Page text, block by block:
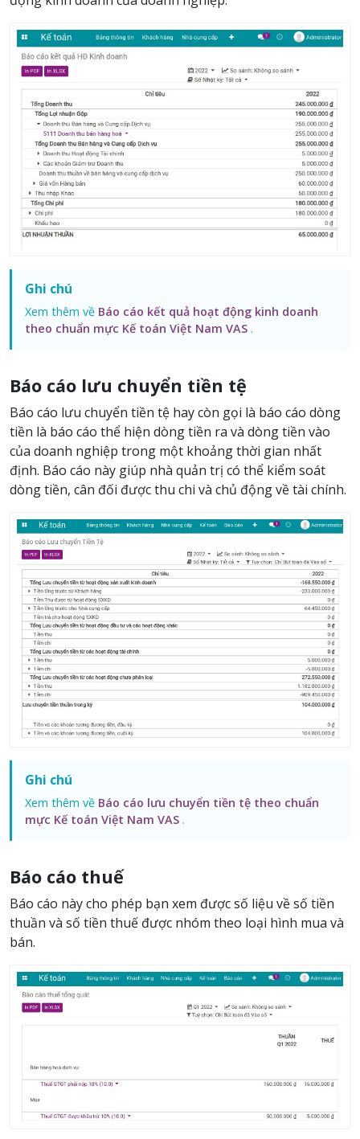
Ghi chú
Xem thêm về Báo cáo kết quả hoạt động kinh doanh
theo chuẩn mực Kế toán Việt Nam VAS .
Báo cáo lưu chuyển tiền tệ
Báo cáo lưu chuyển tiền tệ hay còn gọi là báo cáo dòng
tiền là báo cáo thể hiện dòng tiền ra và dòng tiền vào
của doanh nghiệp trong một khoảng thời gian nhất
định. Báo cáo này giúp nhà quản trị có thể kiểm soát
dòng tiền, cân đối được thu chi và chủ động về tài chính.
Ghi chú
Xem thêm về Báo cáo lưu chuyển tiền tệ theo chuẩn
mực Kế toán Việt Nam VAS .
Báo cáo thuế
Báo cáo này cho phép bạn xem được số liệu về số tiền
thuần và số tiền thuế được nhóm theo loại hình mua và
bán.